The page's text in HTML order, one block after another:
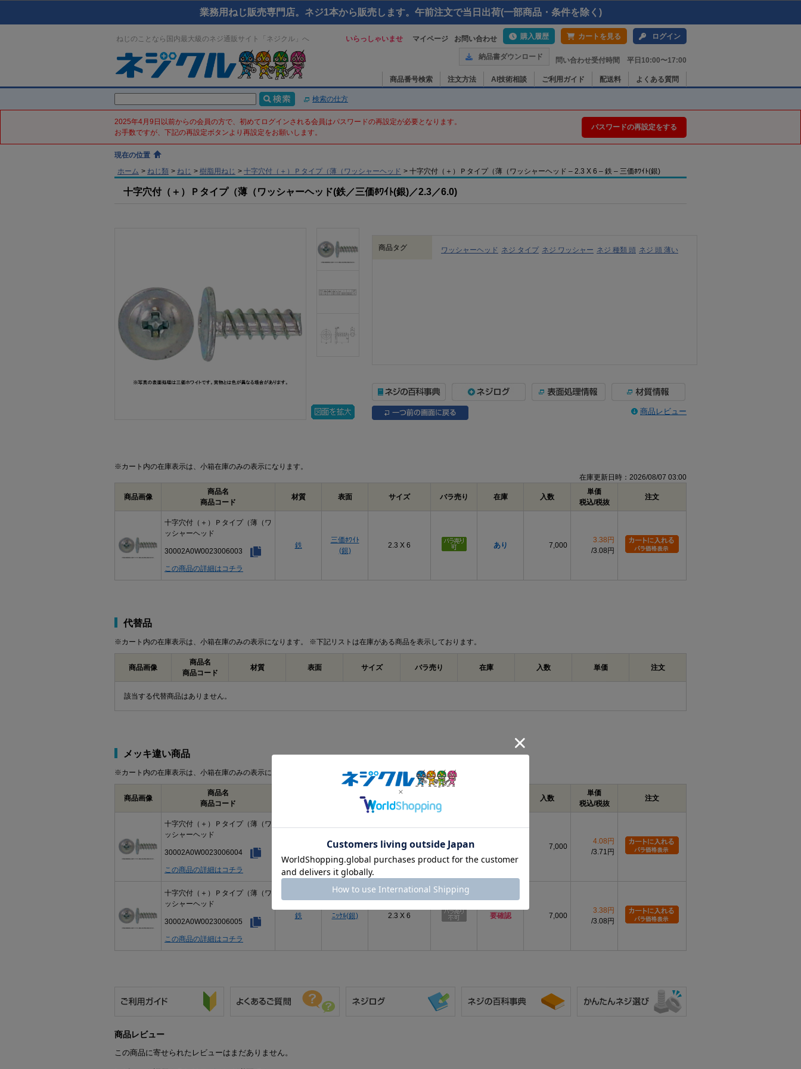
業務用ねじ販売専門店。ネジ1本から販売します。午前注文で当日出荷(一部商品・条件を除く)
ねじのことなら国内最大級のネジ通販サイト「ネジクル」へ いらっしゃいませ マイページ お問い合わせ 購入履歴 カートを見る ログイン
納品書ダウンロード 問い合わせ受付時間 平日10:00〜17:00
商品番号検索 注文方法 AI技術相談 ご利用ガイド 配送料 よくある質問
検索の仕方
2025年4月9日以前からの会員の方で、初めてログインされる会員はパスワードの再設定が必要となります。
お手数ですが、下記の再設定ボタンより再設定をお願いします。
パスワードの再設定をする
現在の位置
ホーム > ねじ類 > ねじ > 樹脂用ねじ > 十字穴付（＋）Ｐタイプ（薄（ワッシャーヘッド > 十字穴付（＋）Ｐタイプ（薄（ワッシャーヘッド – 2.3 X 6 – 鉄 – 三価ﾎﾜｲﾄ(銀)
十字穴付（＋）Ｐタイプ（薄（ワッシャーヘッド(鉄／三価ﾎﾜｲﾄ(銀)／2.3／6.0)
商品タグ ワッシャーヘッド ネジ タイプ ネジ ワッシャー ネジ 種類 頭 ネジ 頭 薄い
商品レビュー
※カート内の在庫表示は、小箱在庫のみの表示になります。
在庫更新日時：2026/08/07 03:00
商品画像
商品名
商品コード
材質 表面 サイズ バラ売り 在庫 入数
単価
税込/税抜
注文
十字穴付（＋）Ｐタイプ（薄（ワ
ッシャーヘッド
30002A0W0023006003
この商品の詳細はコチラ
鉄
三価ﾎﾜｲﾄ
(銀)
2.3 X 6 あり 7,000
3.38円
3.08円
代替品
※カート内の在庫表示は、小箱在庫のみの表示になります。 ※下記リストは在庫がある商品を表示しております。
商品画像
商品名
商品コード
材質 表面 サイズ バラ売り 在庫 入数 単価 注文
該当する代替商品はありません。
メッキ違い商品
※カート内の在庫表示は、小箱在庫のみの表示になります。 ※下記リストは在庫がある商品を表示しております。
商品画像
商品名
商品コード
入数
単価
税込/税抜
注文
十字穴付（＋）Ｐタイプ（薄（ワ
ッシャーヘッド
30002A0W0023006004
この商品の詳細はコチラ
三価ﾌﾞﾗｯｸ
2.3 X 6 7,000
4.08円
3.71円
十字穴付（＋）Ｐタイプ（薄（ワ
ッシャーヘッド
30002A0W0023006005
この商品の詳細はコチラ
鉄 ﾆｯｹﾙ(銀) 2.3 X 6 要確認 7,000
3.38円
3.08円
商品レビュー
この商品に寄せられたレビューはまだありません。